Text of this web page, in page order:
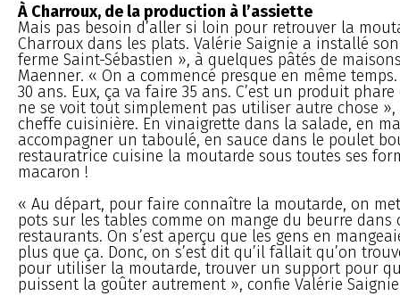
À Charroux, de la production à l’assiette
Mais pas besoin d’aller si loin pour retrouver la
Charroux dans les plats. Valérie Saignie a installé
ferme Saint-Sébastien », à quelques pâtés de
Maenner. « On a commencé presque en même
30 ans. Eux, ça va faire 35 ans. C’est un produit
ne se voit tout simplement pas utiliser autre chose »,
cheffe cuisinière. En vinaigrette dans la salade, en
accompagner un taboulé, en sauce dans le poulet
restauratrice cuisine la moutarde sous toutes ses
macaron !
« Au départ, pour faire connaître la moutarde, on
pots sur les tables comme on mange du beurre dans
restaurants. On s’est aperçu que les gens en
plus que ça. Donc, on s’est dit qu’il fallait qu’on
pour utiliser la moutarde, trouver un support pour
puissent la goûter autrement », confie Valérie